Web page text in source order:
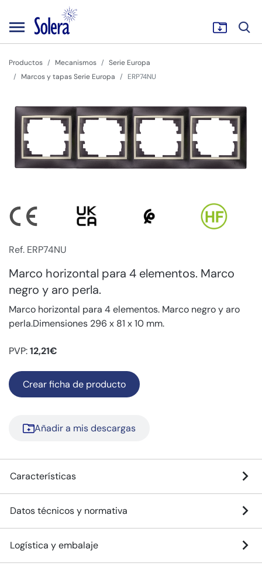
Productos Mecanismos
Serie Europa
Marcos y tapas Serie Europa
ERP74NU
Ref. ERP74NU
Marco horizontal para 4 elementos. Marco
negro y aro perla.
Marco horizontal para 4 elementos. Marco negro y aro
perla.Dimensiones 296 x 81 x 10 mm.
PVP:12,21€
Crear ficha de producto
Añadir a mis descargas
Características
Datos técnicos y normativa
Logística y embalaje